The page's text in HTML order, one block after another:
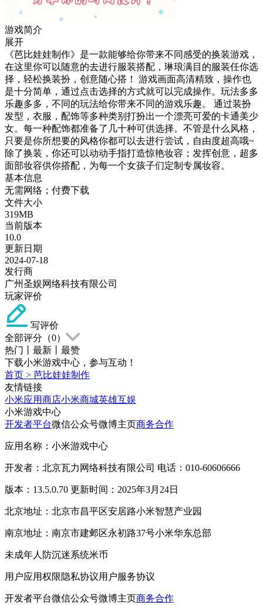
游戏简介
展开
《芭比娃娃制作》是一款能够给你带来不同感受的换装游戏，
在这里你可以随意的去进行服装搭配，琳琅满目的服装任你选
择，轻松换装扮，创意随心搭！ 游戏画面高清精致，操作也
是十分简单，通过点击选择的方式就可以完成操作。玩法多多
乐趣多多，不同的玩法给你带来不同的游戏乐趣。 通过装扮
发型，衣服，配饰等多种类别打扮出一个漂亮可爱的卡通美少
女。每一种配饰都准备了几十种可供选择。不管是什么风格，
只要是你所想要的风格你都可以去进行尝试，自由度超高哦~
除了换装，你还可以动动手指打造惊艳妆容；发挥创意，超多
面部妆容供你搭配，为每一个女孩子们定制专属妆容。
基本信息
无需网络；付费下载
文件大小
319MB
当前版本
10.0
更新日期
2024-07-18
发行商
广州圣娱网络科技有限公司
玩家评价
写评价
全部评分（0）
热门
最新
最赞
下载小米游戏中心，参与互动！
首页 > 芭比娃娃制作
友情链接
小米应用商店小米商城英雄互娱
小米游戏中心
开发者平台微信公众号微博主页商务合作
应用名称：小米游戏中心
开发者：北京瓦力网络科技有限公司 电话：010-60606666
版本：13.5.0.70 更新时间：2025年3月24日
北京地址：北京市昌平区安居路小米智慧产业园
南京地址：南京市建邺区永初路37号小米华东总部
未成年人防沉迷系统米币
用户应用权限隐私协议用户服务协议
开发者平台微信公众号微博主页商务合作